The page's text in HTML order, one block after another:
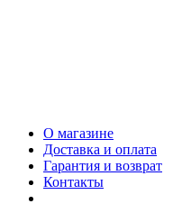
О магазине
Доставка и оплата
Гарантия и возврат
Контакты